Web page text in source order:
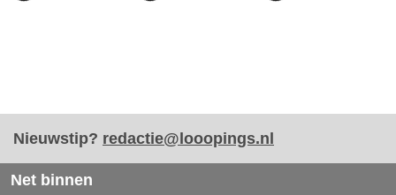
Nieuwstip? redactie@looopings.nl
Net binnen